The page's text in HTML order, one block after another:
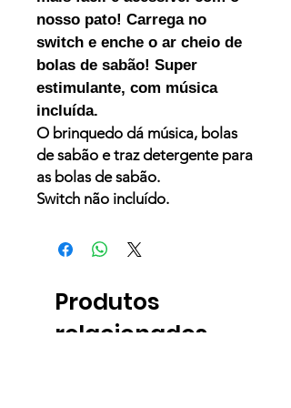
nosso pato! Carrega no
switch e enche o ar cheio de
bolas de sabão! Super
estimulante, com música
incluída.
O brinquedo dá música, bolas
de sabão e traz detergente para
as bolas de sabão.
Switch não incluído.
Produtos
relacionados